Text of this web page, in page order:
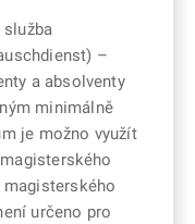
služba
–
a absolventy
minimálně
je možno využít
určeno pro